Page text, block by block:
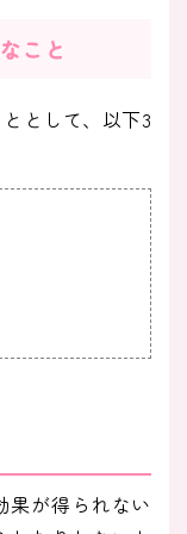
こと
として、以下3
果が得られない